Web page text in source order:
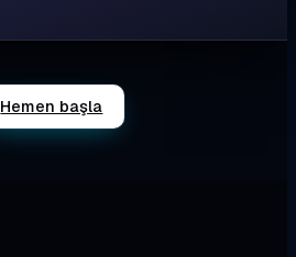
Hemen başla